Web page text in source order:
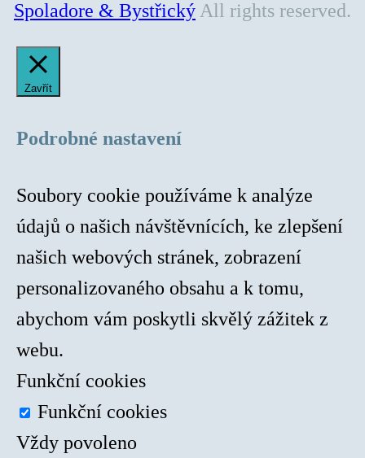
Spoladore & Bystřický All rights reserved.
Zavřít
Podrobné nastavení
Soubory cookie používáme k analýze
údajů o našich návštěvnících, ke zlepšení
našich webových stránek, zobrazení
personalizovaného obsahu a k tomu,
abychom vám poskytli skvělý zážitek z
webu.
Funkční cookies
Funkční cookies
Vždy povoleno